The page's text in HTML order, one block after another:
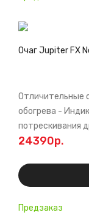
Предзаказ
Очаг Jupiter FX
Отличительные
обогрева -
потрескивания
24390р.